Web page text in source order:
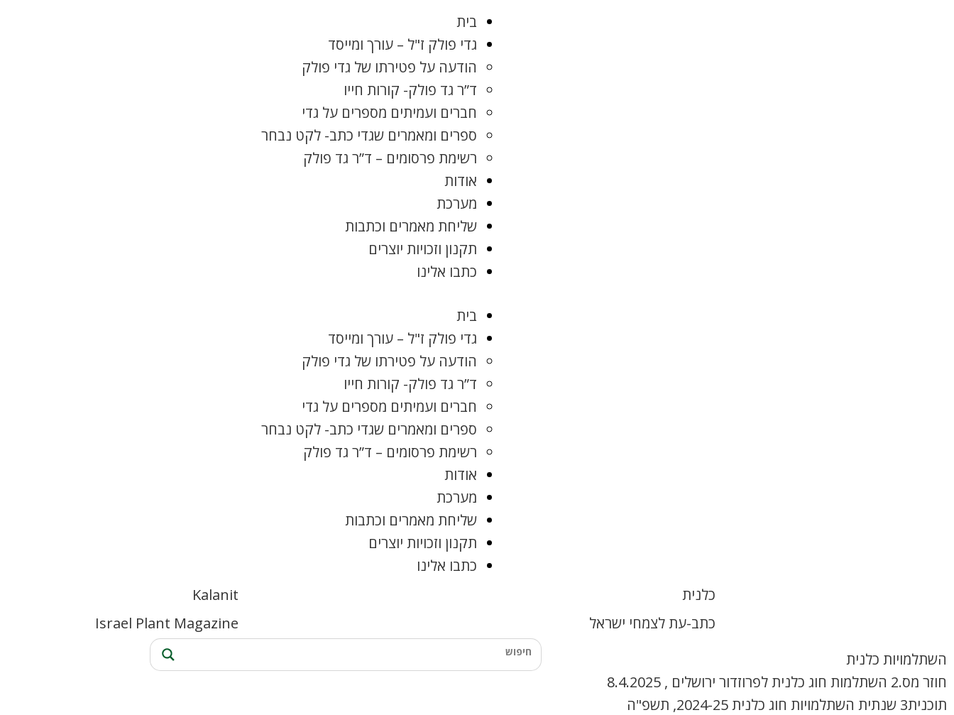
בית
גדי פולק ז"ל – עורך ומייסד
הודעה על פטירתו של גדי פולק
ד”ר גד פולק- קורות חייו
חברים ועמיתים מספרים על גדי
ספרים ומאמרים שגדי כתב- לקט נבחר
רשימת פרסומים – ד”ר גד פולק
אודות
מערכת
שליחת מאמרים וכתבות
תקנון וזכויות יוצרים
כתבו אלינו
בית
גדי פולק ז"ל – עורך ומייסד
הודעה על פטירתו של גדי פולק
ד”ר גד פולק- קורות חייו
חברים ועמיתים מספרים על גדי
ספרים ומאמרים שגדי כתב- לקט נבחר
רשימת פרסומים – ד”ר גד פולק
אודות
מערכת
שליחת מאמרים וכתבות
תקנון וזכויות יוצרים
כתבו אלינו
כלנית
כתב-עת לצמחי ישראל
Kalanit
Israel Plant Magazine
השתלמויות כלנית
חוזר מס.2 השתלמות חוג כלנית לפרוזדור ירושלים , 8.4.2025
תוכנית3 שנתית השתלמויות חוג כלנית 2024-25, תשפ"ה